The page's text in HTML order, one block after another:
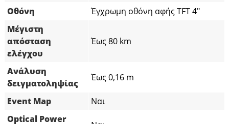
Οθόνη
Έγχρωμη οθόνη αφής TFT 4″
Μέγιστη
απόσταση
ελέγχου
Έως 80 km
Ανάλυση
δειγματοληψίας
Έως 0,16 m
Event Map
Ναι
Optical Power